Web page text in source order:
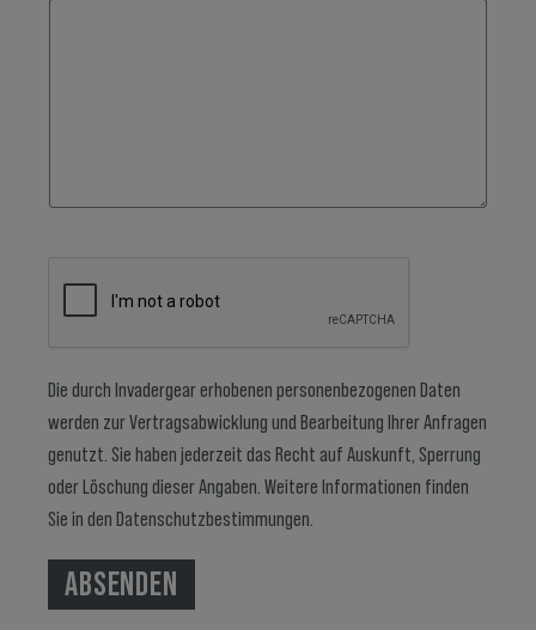
Die durch Invadergear erhobenen personenbezogenen Daten
werden zur Vertragsabwicklung und Bearbeitung Ihrer Anfragen
genutzt. Sie haben jederzeit das Recht auf Auskunft, Sperrung
oder Löschung dieser Angaben. Weitere Informationen finden
Sie in den Datenschutzbestimmungen
ABSENDEN